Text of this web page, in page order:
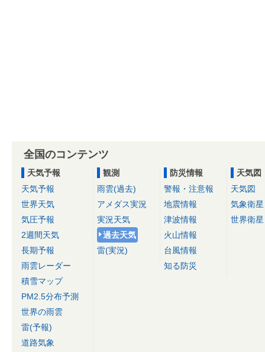
全国のコンテンツ
天気予報
天気予報
世界天気
気圧予報
2週間天気
長期予報
雨雲レーダー
積雪マップ
PM2.5分布予測
世界の雨雲
雷(予報)
道路気象
観測
雨雲(過去)
アメダス実況
実況天気
過去天気
雷(実況)
防災情報
警報・注意報
地震情報
津波情報
火山情報
台風情報
知る防災
天気図
天気図
気象衛星
世界衛星